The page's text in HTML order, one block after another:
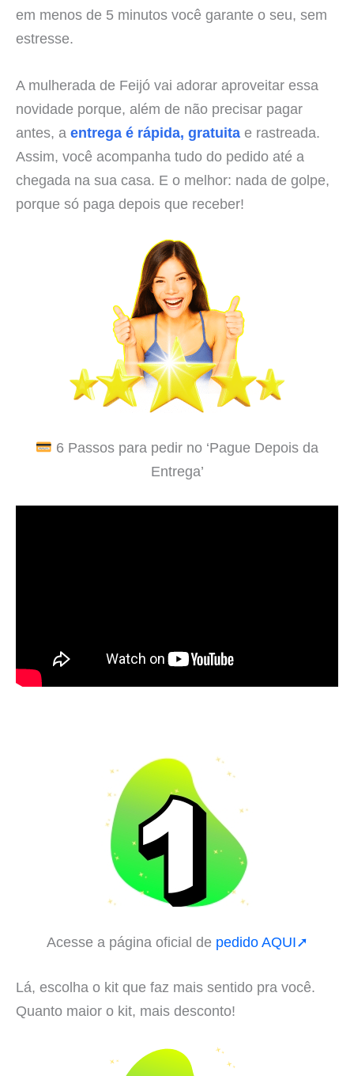
em menos de 5 minutos você garante o seu, sem
estresse.
A mulherada de Feijó vai adorar aproveitar essa
novidade porque, além de não precisar pagar
antes, a entrega é rápida, gratuita e rastreada.
Assim, você acompanha tudo do pedido até a
chegada na sua casa. E o melhor: nada de golpe,
porque só paga depois que receber!
6 Passos para pedir no ‘Pague Depois da
Entrega’
Acesse a página oficial de pedido AQUI➚
Lá, escolha o kit que faz mais sentido pra você.
Quanto maior o kit, mais desconto!